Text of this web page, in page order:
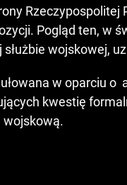
Rzeczypospolitej
Pogląd ten, w
wojskowej,
w oparciu
kwestię
wojskową.